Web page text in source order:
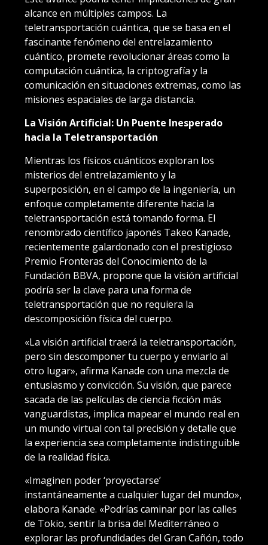
alcance en múltiples campos. La
teletransportación cuántica, que se basa en el
fascinante fenómeno del entrelazamiento
cuántico, promete revolucionar áreas como la
computación cuántica, la criptografía y la
comunicación en situaciones extremas, como las
misiones espaciales de larga distancia.
La Visión Artificial: Un Puente Inesperado
hacia la Teletransportación
Mientras los físicos cuánticos exploran los
misterios del entrelazamiento y la
superposición, en el campo de la ingeniería, un
enfoque completamente diferente hacia la
teletransportación está tomando forma. El
renombrado científico japonés Takeo Kanade,
recientemente galardonado con el prestigioso
Premio Fronteras del Conocimiento de la
Fundación BBVA, propone que la visión artificial
podría ser la clave para una forma de
teletransportación que no requiera la
descomposición física del cuerpo.
«La visión artificial traerá la teletransportación,
pero sin descomponer tu cuerpo y enviarlo al
otro lugar», afirma Kanade con una mezcla de
entusiasmo y convicción. Su visión, que parece
sacada de las películas de ciencia ficción más
vanguardistas, implica mapear el mundo real en
un mundo virtual con tal precisión y detalle que
la experiencia sea completamente indistinguible
de la realidad física.
«Imaginen poder ‘proyectarse’
instantáneamente a cualquier lugar del mundo»,
elabora Kanade. «Podrías caminar por las calles
de Tokio, sentir la brisa del Mediterráneo o
explorar las profundidades del Gran Cañón, todo